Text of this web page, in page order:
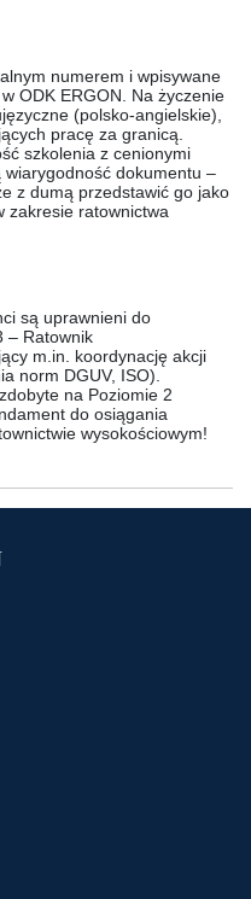
numerem i wpisywane
ODK ERGON. Na życzenie
(polsko-angielskie)
pracę za granicą.
szkolenia z cenionymi
wiarygodność dokumentu –
z dumą przedstawić go jako
zakresie ratownictwa
są uprawnieni do
– Ratownik
m.in. koordynację akcji
norm DGUV, ISO).
na Poziomie 2
do osiągania
wysokościowym!